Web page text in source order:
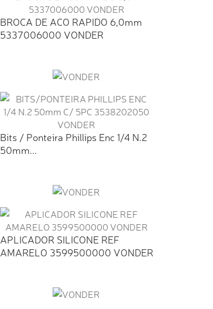
BROCA DE ACO RAPIDO 6,0mm
5337006000 VONDER
Bits / Ponteira Phillips Enc 1/4 N.2
50mm...
APLICADOR SILICONE REF
AMARELO 3599500000 VONDER